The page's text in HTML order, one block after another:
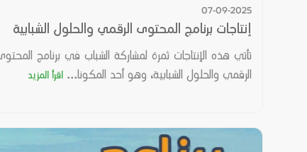
07-09-2025
إنتاجات برنامج المحتوى الرقمي والحلول الشبابية
تأتي هذه الإنتاجات ثمرة لمشاركة الشباب في برنامج
الرقمي والحلول الشبابية، وهو أحد المكونا... اقرأ المزيد